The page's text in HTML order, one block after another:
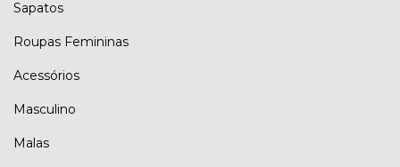
Sapatos
Roupas Femininas
Acessórios
Masculino
Malas